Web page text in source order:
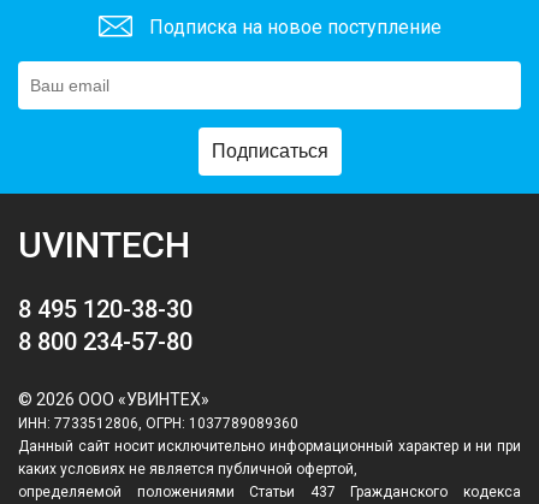
Подписка на новое поступление
Подписаться
UVINTECH
8 495 120-38-30
8 800 234-57-80
© 2026 ООО «УВИНТЕХ»
ИНН: 7733512806, ОГРН: 1037789089360
Данный сайт носит исключительно информационный характер и ни при
каких условиях не является публичной офертой,
определяемой положениями Статьи 437 Гражданского кодекса